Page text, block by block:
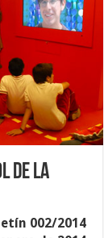
de la
002/2014